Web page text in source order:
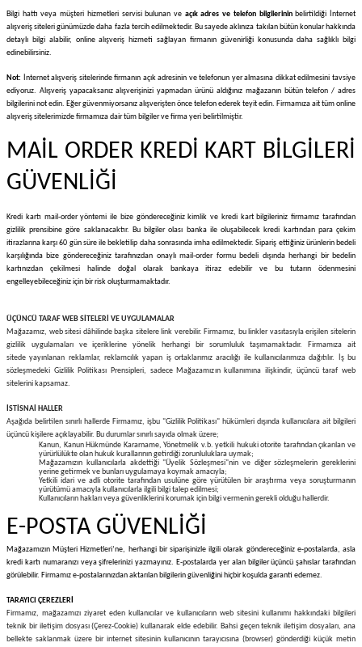
Bilgi hattı veya müşteri hizmetleri servisi bulunan ve açık adres ve telefon bilgilerinin belirtildiği İnternet
alışveriş siteleri günümüzde daha fazla tercih edilmektedir. Bu sayede aklınıza takılan bütün konular hakkında
detaylı bilgi alabilir, online alışveriş hizmeti sağlayan firmanın güvenirliği konusunda daha sağlıklı bilgi
edinebilirsiniz.
Not:
İnternet alışveriş sitelerinde firmanın açık adresinin ve telefonun yer almasına dikkat edilmesini tavsiye
ediyoruz. Alışveriş yapacaksanız alışverişinizi yapmadan ürünü aldığınız mağazanın bütün telefon / adres
bilgilerini not edin. Eğer güvenmiyorsanız alışverişten önce telefon ederek teyit edin. Firmamıza ait tüm online
alışveriş sitelerimizde firmamıza dair tüm bilgiler ve firma yeri belirtilmiştir.
MAİL ORDER KREDİ KART BİLGİLERİ
GÜVENLİĞİ
Kredi kartı mail-order yöntemi ile bize göndereceğiniz kimlik ve kredi kart bilgileriniz firmamız tarafından
gizlilik prensibine göre saklanacaktır. Bu bilgiler olası banka ile oluşabilecek kredi kartından para çekim
itirazlarına karşı 60 gün süre ile bekletilip daha sonrasında imha edilmektedir. Sipariş ettiğiniz ürünlerin bedeli
karşılığında bize göndereceğiniz tarafınızdan onaylı mail-order formu bedeli dışında herhangi bir bedelin
kartınızdan çekilmesi halinde doğal olarak bankaya itiraz edebilir ve bu tutarın ödenmesini
engelleyebileceğiniz için bir risk oluşturmamaktadır.
ÜÇÜNCÜ TARAF WEB SİTELERİ VE UYGULAMALAR
Mağazamız, web sitesi dâhilinde başka sitelere link verebilir. Firmamız, bu linkler vasıtasıyla erişilen sitelerin
gizlilik uygulamaları ve içeriklerine yönelik herhangi bir sorumluluk taşımamaktadır. Firmamıza ait
sitedeyayınlanan reklamlar, reklamcılık yapan iş ortaklarımız aracılığı ile kullanıcılarımıza dağıtılır. İş bu
sözleşmedeki Gizlilik Politikası Prensipleri, sadece Mağazamızın kullanımına ilişkindir, üçüncü taraf web
sitelerini kapsamaz.
İSTİSNAİ HALLER
Aşağıda belirtilen sınırlı hallerde Firmamız, işbu "Gizlilik Politikası" hükümleri dışında kullanıcılara ait bilgileri
üçüncü kişilere açıklayabilir. Bu durumlar sınırlı sayıda olmak üzere;
Kanun, Kanun Hükmünde Kararname, Yönetmelik v.b. yetkili hukuki otorite tarafından çıkarılan ve
yürürlülükte olan hukuk kurallarının getirdiği zorunluluklara uymak;
Mağazamızın kullanıcılarla akdettiği "Üyelik Sözleşmesi"nin ve diğer sözleşmelerin gereklerini
yerine getirmek ve bunları uygulamaya koymak amacıyla;
Yetkili idari ve adli otorite tarafından usulüne göre yürütülen bir araştırma veya soruşturmanın
yürütümü amacıyla kullanıcılarla ilgili bilgi talep edilmesi;
Kullanıcıların hakları veya güvenliklerini korumak için bilgi vermenin gerekli olduğu hallerdir.
E-POSTA GÜVENLİĞİ
Mağazamızın Müşteri Hizmetleri’ne, herhangi bir siparişinizle ilgili olarak göndereceğiniz e-postalarda, asla
kredi kartı numaranızı veya şifrelerinizi yazmayınız. E-postalarda yer alan bilgiler üçüncü şahıslar tarafından
görülebilir. Firmamız e-postalarınızdan aktarılan bilgilerin güvenliğini hiçbir koşulda garanti edemez.
TARAYICI ÇEREZLERİ
Firmamız, mağazamızı ziyaret eden kullanıcılar ve kullanıcıların web sitesini kullanımı hakkındaki bilgileri
teknik bir iletişim dosyası (Çerez-Cookie) kullanarak elde edebilir. Bahsi geçen teknik iletişim dosyaları, ana
bellekte saklanmak üzere bir internet sitesinin kullanıcının tarayıcısına (browser) gönderdiği küçük metin